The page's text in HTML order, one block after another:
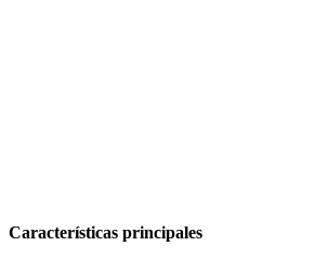
Características principales